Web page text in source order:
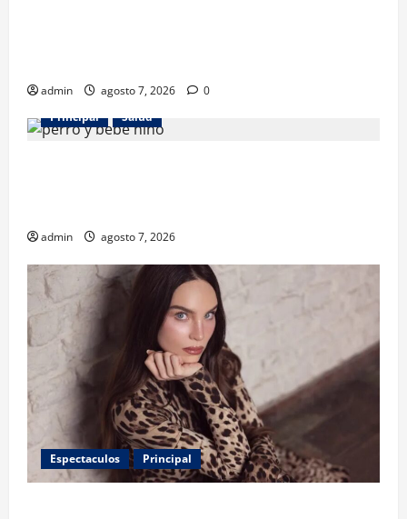
admin agosto 7, 2026
0
Principal
Salud
admin agosto 7, 2026
Espectaculos Principal